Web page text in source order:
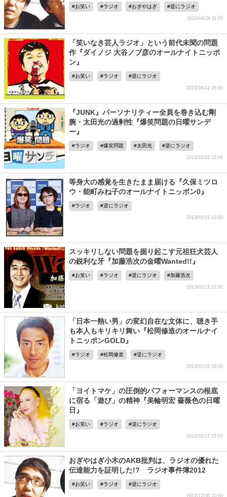
お笑い ラジオ おぎやはぎ 逆にラジオ
2013/04/28 11:00
「笑いなき芸人ラジオ」という前代未聞の問題
作『ダイノジ 大谷ノブ彦のオールナイトニッポ
ン』
お笑い ラジオ 逆にラジオ
2013/04/12 16:00
『JUNK』パーソナリティー全員を巻き込む剛
腕・太田光の過剰性『爆笑問題の日曜サンデ
ー』
ラジオ 爆笑問題 太田光 逆にラジオ
2013/03/29 12:00
等身大の感覚を生きたまま届ける『久保ミツロ
ウ・能町みね子のオールナイトニッポン0』
ラジオ 逆にラジオ
2013/03/15 12:00
スッキリしない問題を掘り起こす元祖狂犬芸人
の鋭利な牙『加藤浩次の金曜Wanted!!』
お笑い ラジオ 逆にラジオ 加藤浩次
2013/02/15 12:00
「日本一熱い男」の変幻自在な文体に、聴き手
も本人もキリキリ舞い『松岡修造のオールナイ
トニッポンGOLD』
ラジオ 松岡修造 逆にラジオ
2013/01/29 16:00
「ヨイトマケ」の圧倒的パフォーマンスの根底
に宿る「遊び」の精神『美輪明宏 薔薇色の日曜
日』
お笑い ラジオ 逆にラジオ
2013/01/12 15:00
おぎやはぎ小木のAKB批判は、ラジオの優れた
伝達能力を証明した!? ラジオ事件簿2012
お笑い ラジオ 逆にラジオ
2012/12/30 10:00